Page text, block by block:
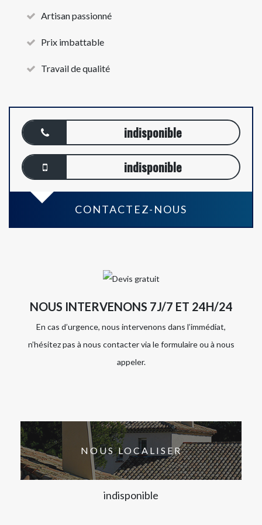
Artisan passionné
Prix imbattable
Travail de qualité
indisponible
indisponible
CONTACTEZ-NOUS
NOUS INTERVENONS 7J/7 ET 24H/24
En cas d’urgence, nous intervenons dans l’immédiat,
n’hésitez pas à nous contacter via le formulaire ou à nous
appeler.
NOUS LOCALISER
indisponible